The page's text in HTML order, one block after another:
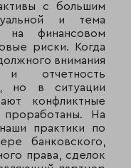
с большим
и тема
на финансовом
риски. Когда
внимания
отчетность
но в ситуации
конфликтные
На
практики по
банковского,
права, сделок